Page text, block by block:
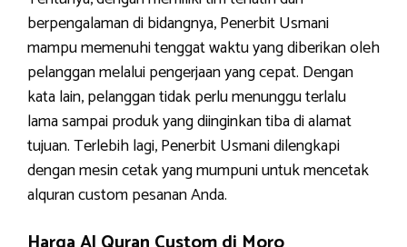
berpengalaman di bidangnya, Penerbit Usmani
mampu memenuhi tenggat waktu yang diberikan oleh
pelanggan melalui pengerjaan yang cepat. Dengan
kata lain, pelanggan tidak perlu menunggu terlalu
lama sampai produk yang diinginkan tiba di alamat
tujuan. Terlebih lagi, Penerbit Usmani dilengkapi
dengan mesin cetak yang mumpuni untuk mencetak
alquran custom pesanan Anda.